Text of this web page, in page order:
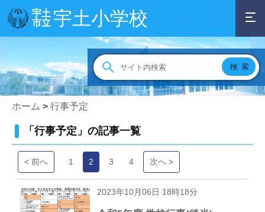
宇土
市立 宇土小学校
ホーム > 行事予定
「行事予定」の記事一覧
< 前へ 1 2 3 4 次へ >
2023年10月06日 18時18分